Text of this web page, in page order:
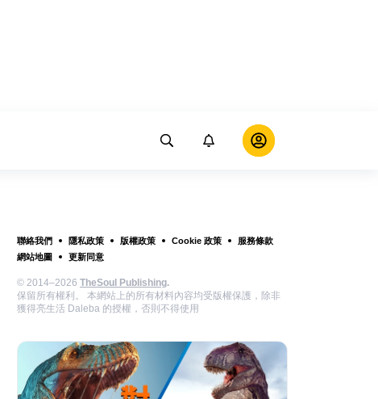
聯絡我們 隱私政策 版權政策 Cookie 政策
服務條款
網站地圖
更新同意
© 2014–2026 TheSoul Publishing.
保留所有權利。 本網站上的所有材料內容均受版權保護，除非
獲得亮生活 Daleba 的授權，否則不得使用